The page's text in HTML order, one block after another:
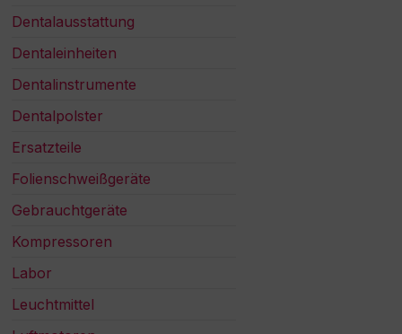
Dentalausstattung
Dentaleinheiten
Dentalinstrumente
Dentalpolster
Ersatzteile
Folienschweißgeräte
Gebrauchtgeräte
Kompressoren
Labor
Leuchtmittel